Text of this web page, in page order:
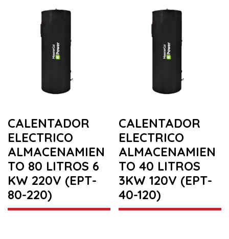
CALENTADOR
ELECTRICO
ALMACENAMIEN
TO 80 LITROS 6
KW 220V (EPT-
80-220)
CALENTADOR
ELECTRICO
ALMACENAMIEN
TO 40 LITROS
3KW 120V (EPT-
40-120)